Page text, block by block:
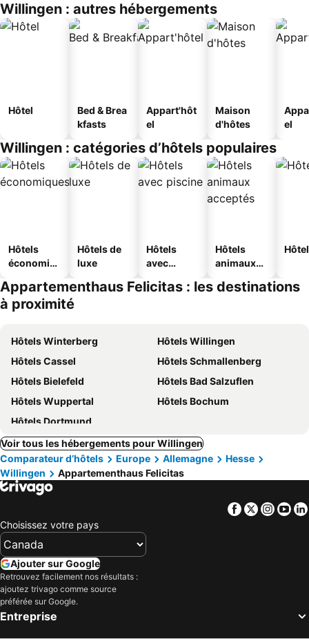
Willingen : autres hébergements
Hôtel
Bed & Brea
kfasts
Appart'hôt
el
Maison
d'hôtes
el
Willingen : catégories d’hôtels populaires
Hôtels
économiq
Hôtels de
luxe
Hôtels
avec
Hôtels
animaux
Appartementhaus Felicitas : les destinations
à proximité
Hôtels Winterberg
Hôtels Willingen
Hôtels Cassel
Hôtels Schmallenberg
Hôtels Bielefeld
Hôtels Bad Salzuflen
Hôtels Wuppertal
Hôtels Bochum
Hôtels Dortmund
Voir tous les hébergements pour Willingen
Comparateur d’hôtels
Europe Allemagne
Hesse
Willingen
Appartementhaus Felicitas
Facebook
Twitter
Choisissez votre pays
Ajouter sur Google
Retrouvez facilement nos résultats :
ajoutez trivago comme source
préférée sur Google.
Entreprise